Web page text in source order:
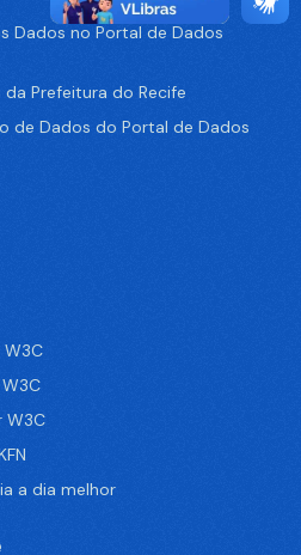
Dados no Portal de Dados
Prefeitura do Recife
de Dados do Portal de Dados
W3C
a dia melhor